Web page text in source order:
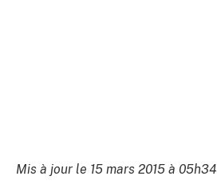
Mis à jour le 15 mars 2015 à 05h34